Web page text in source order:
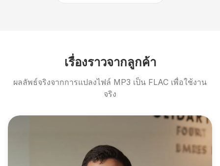
เรื่องราวจากลูกค้า
ผลลัพธ์จริงจากการแปลงไฟล์ MP3 เป็น FLAC เพื่อใช้งาน
จริง